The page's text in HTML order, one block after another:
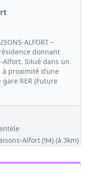
ALFORT –
donnant
Situé dans un
proximité d’une
RER (Future
Alfort (94) (à 3km)